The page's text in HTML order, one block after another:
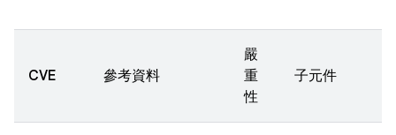
CVE 參考資料
嚴
重
性
子元件